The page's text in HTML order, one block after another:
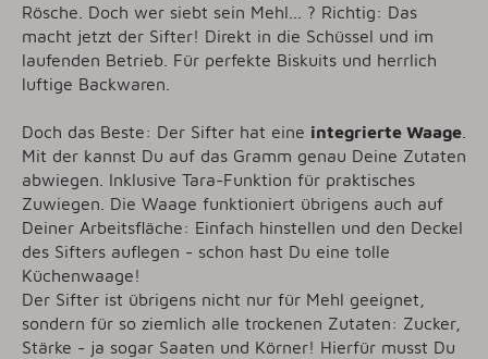
Rösche. Doch wer siebt sein Mehl... ? Richtig: Das
macht jetzt der Sifter! Direkt in die Schüssel und im
laufenden Betrieb. Für perfekte Biskuits und herrlich
luftige Backwaren.
Doch das Beste: Der Sifter hat eine integrierte Waage
Mit der kannst Du auf das Gramm genau Deine Zutaten
abwiegen. Inklusive Tara-Funktion für praktisches
Zuwiegen. Die Waage funktioniert übrigens auch auf
Deiner Arbeitsfläche: Einfach hinstellen und den Deckel
des Sifters auflegen - schon hast Du eine tolle
Küchenwaage!
Der Sifter ist übrigens nicht nur für Mehl geeignet,
sondern für so ziemlich alle trockenen Zutaten: Zucker,
Stärke - ja sogar Saaten und Körner! Hierfür musst Du